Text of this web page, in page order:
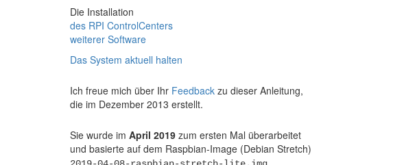
Die Installation
des RPI ControlCenters
weiterer Software
Das System aktuell halten
Ich freue mich über Ihr Feedback zu dieser Anleitung,
die im Dezember 2013 erstellt.
Sie wurde im April 2019 zum ersten Mal überarbeitet
und basierte auf dem Raspbian-Image (Debian Stretch)